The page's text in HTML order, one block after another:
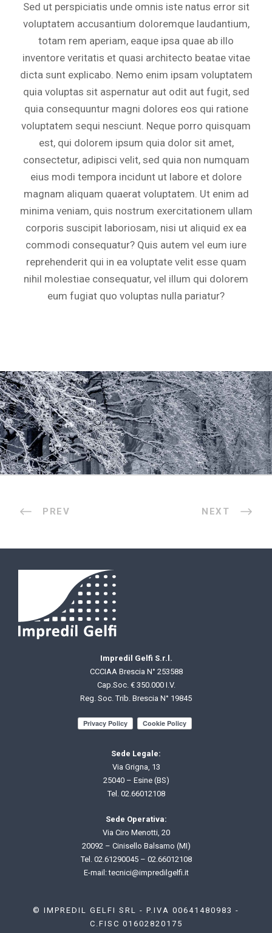
Sed ut perspiciatis unde omnis iste natus error sit
voluptatem accusantium doloremque laudantium,
totam rem aperiam, eaque ipsa quae ab illo
inventore veritatis et quasi architecto beatae vitae
dicta sunt explicabo. Nemo enim ipsam voluptatem
quia voluptas sit aspernatur aut odit aut fugit, sed
quia consequuntur magni dolores eos qui ratione
voluptatem sequi nesciunt. Neque porro quisquam
est, qui dolorem ipsum quia dolor sit amet,
consectetur, adipisci velit, sed quia non numquam
eius modi tempora incidunt ut labore et dolore
magnam aliquam quaerat voluptatem. Ut enim ad
minima veniam, quis nostrum exercitationem ullam
corporis suscipit laboriosam, nisi ut aliquid ex ea
commodi consequatur? Quis autem vel eum iure
reprehenderit qui in ea voluptate velit esse quam
nihil molestiae consequatur, vel illum qui dolorem
eum fugiat quo voluptas nulla pariatur?
PREV NEXT
Impredil Gelfi S.r.l.
CCCIAA Brescia N° 253588
Cap.Soc. € 350.000 I.V.
Reg. Soc. Trib. Brescia N° 19845
Sede Legale:
Via Grigna, 13
25040 – Esine (BS)
Tel. 02.66012108
Sede Operativa:
Via Ciro Menotti, 20
20092 – Cinisello Balsamo (MI)
Tel. 02.61290045– 02.66012108
E-mail: tecnici@impredilgelfi.it
© IMPREDIL GELFI SRL - P.IVA 00641480983 -
C.FISC 01602820175